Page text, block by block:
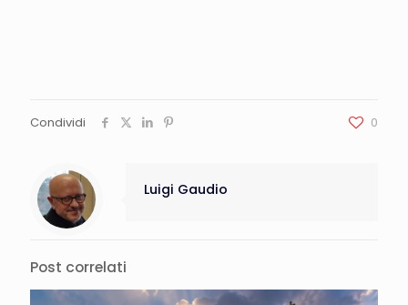
Condividi 0
Luigi Gaudio
Post correlati